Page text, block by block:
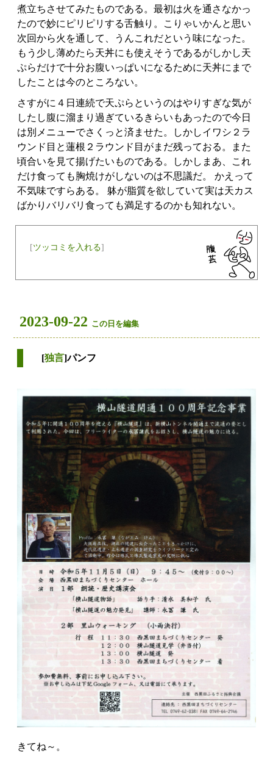
煮立ちさせてみたものである。最初は火を通さなかっ
たので妙にピリピリする舌触り。こりゃいかんと思い
次回から火を通して、うんこれだという味になった。
もう少し薄めたら天丼にも使えそうであるがしかし天
ぷらだけで十分お腹いっぱいになるために天丼にまで
したことは今のところない。
さすがに４日連続で天ぷらというのはやりすぎな気が
したし腹に溜まり過ぎているきらいもあったので今日
は別メニューでさくっと済ませた。しかしイワシ２ラ
ウンド目と蓮根２ラウンド目がまだ残っておる。また
頃合いを見て揚げたいものである。しかしまあ、これ
だけ食っても胸焼けがしないのは不思議だ。 かえって
不気味ですらある。 躰が脂質を欲していて実は天カス
ばかりバリバリ食っても満足するのかも知れない。
[ツッコミを入れる]
2023-09-22 この日を編集
[独言]パンフ
きてね～。